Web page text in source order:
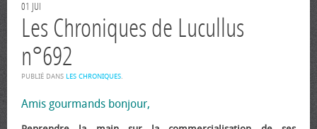
01 JUI
Les Chroniques de Lucullus
n°692
PUBLIÉ DANS LES CHRONIQUES.
Amis gourmands bonjour,